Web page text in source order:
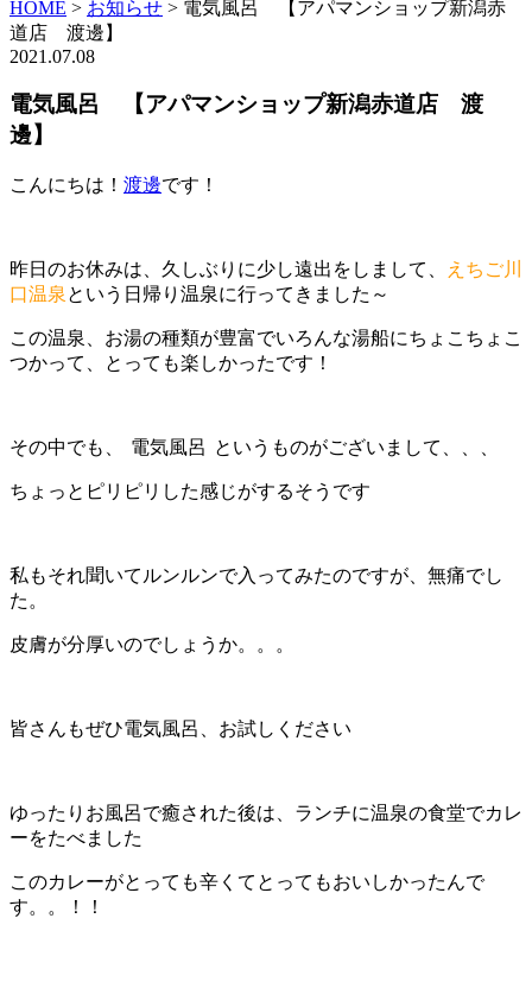
HOME > お知らせ > 電気風呂 【アパマンショップ新潟赤
道店 渡邊】
2021.07.08
電気風呂 【アパマンショップ新潟赤道店 渡
邊】
こんにちは！ 渡邊です！
昨日のお休みは、久しぶりに少し遠出をしまして、
えちご川
口温泉 という日帰り温泉に行ってきました～
この温泉、お湯の種類が豊富でいろんな湯船にちょこちょこ
つかって、とっても楽しかったです！
その中でも、 電気風呂 というものがございまして、、、
ちょっとピリピリした感じがするそうです
私もそれ聞いてルンルンで入ってみたのですが、無痛でし
た。
皮膚が分厚いのでしょうか。。。
皆さんもぜひ電気風呂、お試しください
ゆったりお風呂で癒された後は、ランチに温泉の食堂でカレ
ーをたべました
このカレーがとっても辛くてとってもおいしかったんで
す。。！！